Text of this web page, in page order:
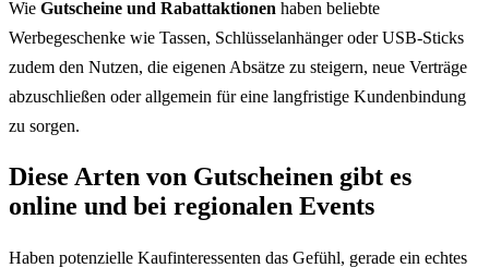
Wie Gutscheine und Rabattaktionen haben beliebte
Werbegeschenke wie Tassen, Schlüsselanhänger oder USB-Sticks
zudem den Nutzen, die eigenen Absätze zu steigern, neue Verträge
abzuschließen oder allgemein für eine langfristige Kundenbindung
zu sorgen.
Diese Arten von Gutscheinen gibt es
online und bei regionalen Events
Haben potenzielle Kaufinteressenten das Gefühl, gerade ein echtes